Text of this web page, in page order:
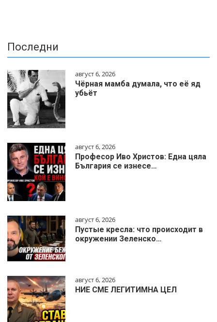
Последни
август 6, 2026
Чёрная мамба думала, что её яд
убьёт
август 6, 2026
Професор Иво Христов: Една цяла
България се изнесе…
август 6, 2026
Пустые кресла: что происходит в
окружении Зеленско…
август 6, 2026
НИЕ СМЕ ЛЕГИТИМНА ЦЕЛ